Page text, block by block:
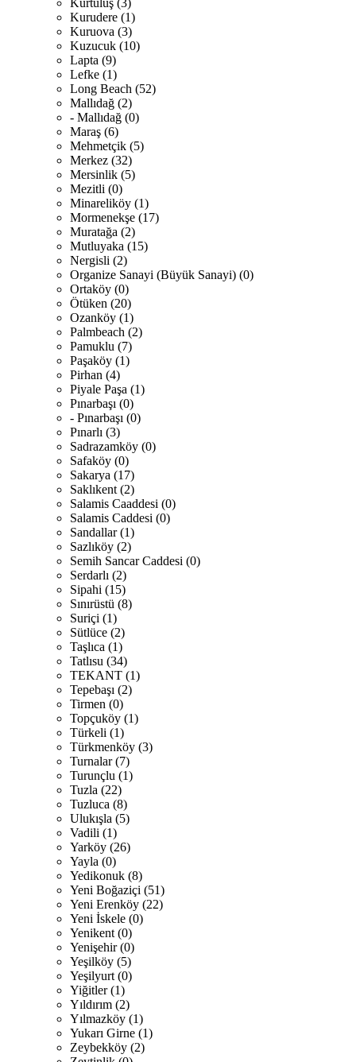
Kurudere (1)
Kuruova (3)
Kuzucuk (10)
Lapta (9)
Lefke (1)
Long Beach (52)
Mallıdağ (2)
- Mallıdağ (0)
Maraş (6)
Mehmetçik (5)
Merkez (32)
Mersinlik (5)
Mezitli (0)
Minareliköy (1)
Mormenekşe (17)
Muratağa (2)
Mutluyaka (15)
Nergisli (2)
Organize Sanayi (Büyük Sanayi) (0)
Ortaköy (0)
Ötüken (20)
Ozanköy (1)
Palmbeach (2)
Pamuklu (7)
Paşaköy (1)
Pirhan (4)
Piyale Paşa (1)
Pınarbaşı (0)
- Pınarbaşı (0)
Pınarlı (3)
Sadrazamköy (0)
Safaköy (0)
Sakarya (17)
Saklıkent (2)
Salamis Caaddesi (0)
Salamis Caddesi (0)
Sandallar (1)
Sazlıköy (2)
Semih Sancar Caddesi (0)
Serdarlı (2)
Sipahi (15)
Sınırüstü (8)
Suriçi (1)
Sütlüce (2)
Taşlıca (1)
Tatlısu (34)
TEKANT (1)
Tepebaşı (2)
Tirmen (0)
Topçuköy (1)
Türkeli (1)
Türkmenköy (3)
Turnalar (7)
Turunçlu (1)
Tuzla (22)
Tuzluca (8)
Ulukışla (5)
Vadili (1)
Yarköy (26)
Yayla (0)
Yedikonuk (8)
Yeni Boğaziçi (51)
Yeni Erenköy (22)
Yeni İskele (0)
Yenikent (0)
Yenişehir (0)
Yeşilköy (5)
Yeşilyurt (0)
Yiğitler (1)
Yıldırım (2)
Yılmazköy (1)
Yukarı Girne (1)
Zeybekköy (2)